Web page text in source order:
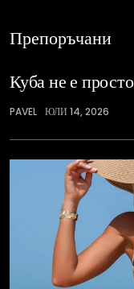
Препоръчани
Куба не е
PAVEL ЮЛИ 14, 2026